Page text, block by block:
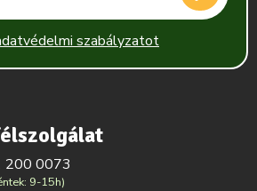
szabályzatot
200 0073
9-15h)